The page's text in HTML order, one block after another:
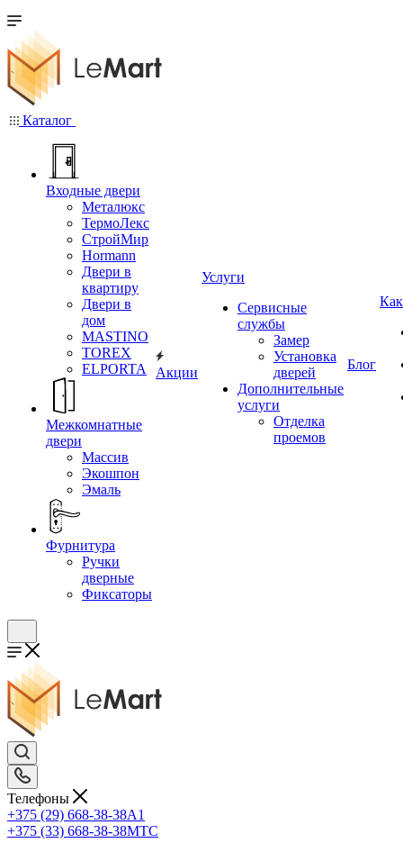
Каталог
Входные двери
Металюкс
ТермоЛекс
СтройМир
Hormann
Двери в
квартиру
Двери в
дом
MASTINO
TOREX
ELPORTA
Межкомнатные
двери
Массив
Экошпон
Эмаль
Фурнитура
Ручки
дверные
Фиксаторы
Акции
Услуги
Сервисные
службы
Замер
Установка
дверей
Дополнительные
услуги
Отделка
проемов
Блог
Телефоны
+375 (29) 668-38-38A1
+375 (33) 668-38-38МТС